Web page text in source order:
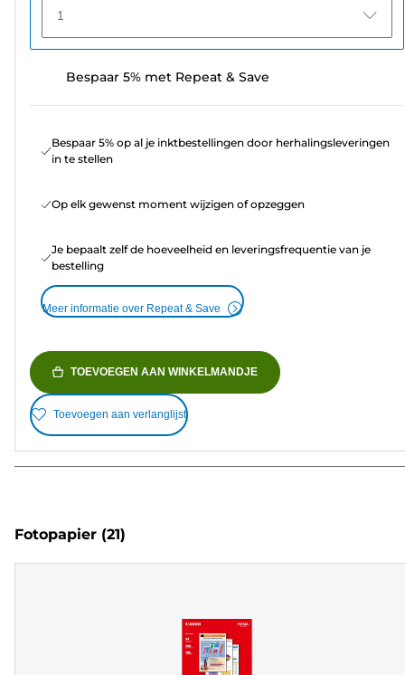
1
Bespaar 5% met Repeat & Save
Bespaar 5% op al je inktbestellingen door herhalingsleveringen
in te stellen
Op elk gewenst moment wijzigen of opzeggen
Je bepaalt zelf de hoeveelheid en leveringsfrequentie van je
bestelling
Meer informatie over Repeat & Save
TOEVOEGEN AAN WINKELMANDJE
Toevoegen aan verlanglijst
Fotopapier (21)